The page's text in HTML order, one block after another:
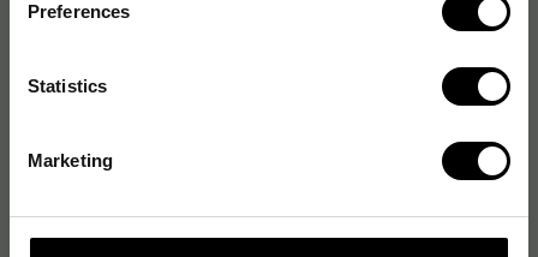
Preferences
Statistics
Marketing
Produktspecifikationer
Återvunnet returpapper
Antal fack